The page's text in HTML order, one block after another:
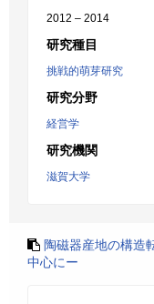
2012 – 2014
研究種目
挑戦的萌芽研究
研究分野
経営学
研究機関
滋賀大学
陶磁器産地の構造
中心にー